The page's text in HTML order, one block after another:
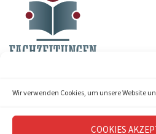
Wir verwenden Cookies, um unsere Website
COOKIES